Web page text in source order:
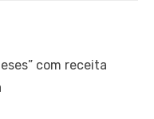
com receita